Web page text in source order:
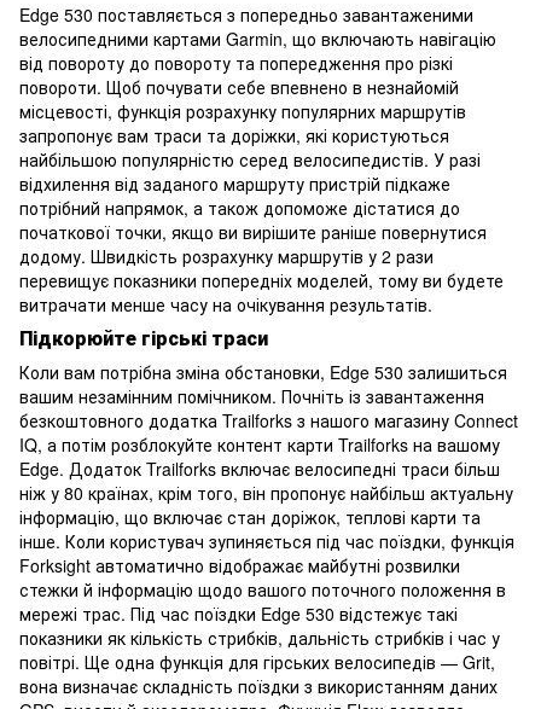
Edge 530 поставляється з попередньо завантаженими
велосипедними картами Garmin, що включають навігацію
від повороту до повороту та попередження про різкі
повороти. Щоб почувати себе впевнено в незнайомій
місцевості, функція розрахунку популярних маршрутів
запропонує вам траси та доріжки, які користуються
найбільшою популярністю серед велосипедистів. У разі
відхилення від заданого маршруту пристрій підкаже
потрібний напрямок, а також допоможе дістатися до
початкової точки, якщо ви вирішите раніше повернутися
додому. Швидкість розрахунку маршрутів у 2 рази
перевищує показники попередніх моделей, тому ви будете
витрачати менше часу на очікування результатів.
Підкорюйте гірські траси
Коли вам потрібна зміна обстановки, Edge 530 залишиться
вашим незамінним помічником. Почніть із завантаження
безкоштовного додатка Trailforks з нашого магазину Connect
IQ, а потім розблокуйте контент карти Trailforks на вашому
Edge. Додаток Trailforks включає велосипедні траси більш
ніж у 80 країнах, крім того, він пропонує найбільш актуальну
інформацію, що включає стан доріжок, теплові карти та
інше. Коли користувач зупиняється під час поїздки, функція
Forksight автоматично відображає майбутні розвилки
стежки й інформацію щодо вашого поточного положення в
мережі трас. Під час поїздки Edge 530 відстежує такі
показники як кількість стрибків, дальність стрибків і час у
повітрі. Ще одна функція для гірських велосипедів — Grit,
вона визначає складність поїздки з використанням даних